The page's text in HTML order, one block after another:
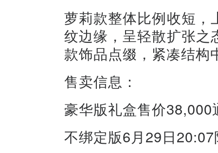
萝莉款整体比例收短
纹边缘，呈轻散扩张
款饰品点缀，紧凑结构
售卖信息：
豪华版礼盒售价
不绑定版6月29日